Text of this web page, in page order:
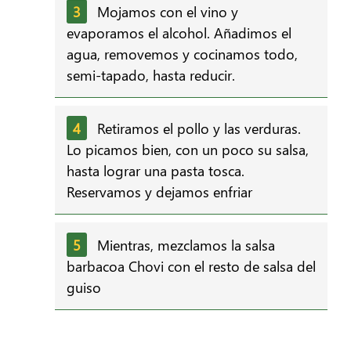
Mojamos con el vino y
evaporamos el alcohol. Añadimos el
agua, removemos y cocinamos todo,
semi-tapado, hasta reducir.
Retiramos el pollo y las verduras.
Lo picamos bien, con un poco su salsa,
hasta lograr una pasta tosca.
Reservamos y dejamos enfriar
Mientras, mezclamos la salsa
barbacoa Chovi con el resto de salsa del
guiso